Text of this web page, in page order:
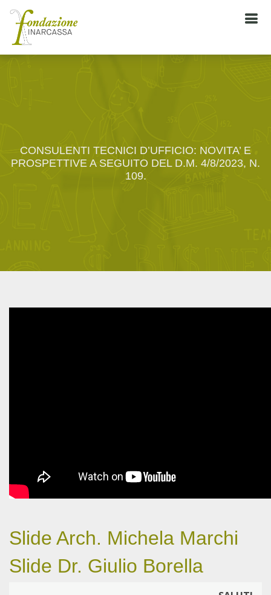
CONSULENTI TECNICI D’UFFICIO: NOVITA’ E
PROSPETTIVE A SEGUITO DEL D.M. 4/8/2023, N.
109.
Slide Arch. Michela Marchi
Slide Dr. Giulio Borella